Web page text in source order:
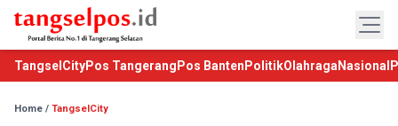
TangselCityPos Tangerang Pos Banten PolitikOlahraga Nasional
Home / TangselCity